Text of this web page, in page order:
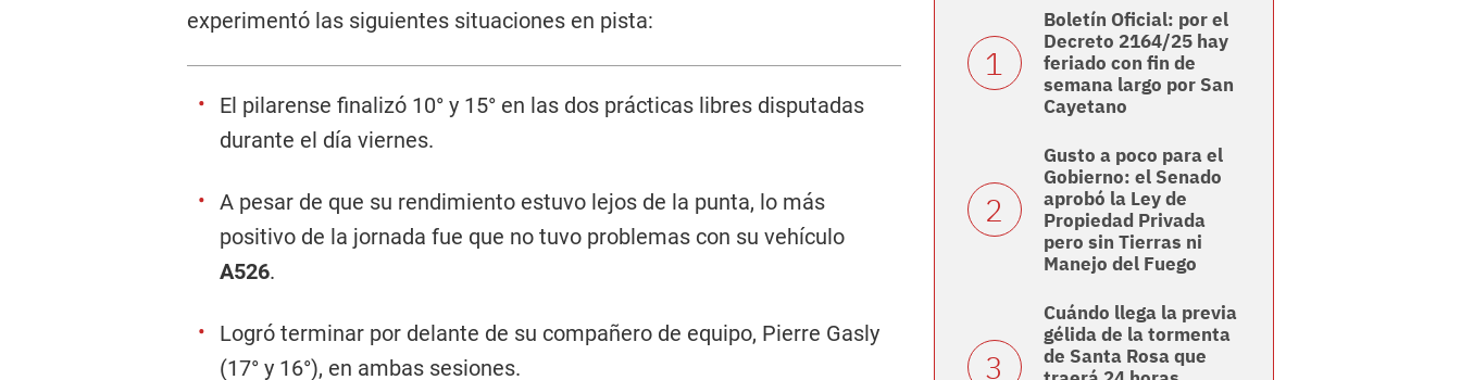
experimentó las siguientes situaciones en pista:
El pilarense finalizó 10° y 15° en las dos prácticas libres disputadas
durante el día viernes.
A pesar de que su rendimiento estuvo lejos de la punta, lo más
positivo de la jornada fue que no tuvo problemas con su vehículo
A526.
Logró terminar por delante de su compañero de equipo, Pierre Gasly
(17° y 16°), en ambas sesiones.
Boletín Oficial: por el
Decreto 2164/25 hay
feriado con fin de
semana largo por San
Cayetano
Gusto a poco para el
Gobierno: el Senado
aprobó la Ley de
Propiedad Privada
pero sin Tierras ni
Manejo del Fuego
Cuándo llega la previa
gélida de la tormenta
de Santa Rosa que